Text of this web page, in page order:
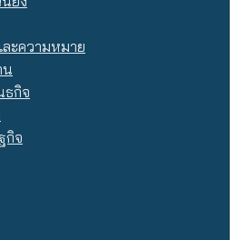
ะความหมาย
น
ธกิจ
กิจ